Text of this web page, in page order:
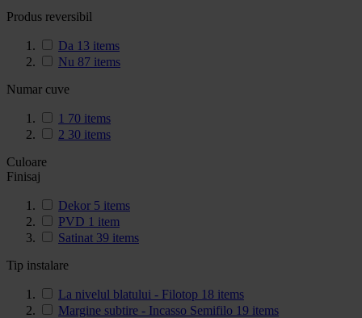
Produs reversibil
Da 13 items
Nu 87 items
Numar cuve
1 70 items
2 30 items
Culoare
Finisaj
Dekor 5 items
PVD 1 item
Satinat 39 items
Tip instalare
La nivelul blatului - Filotop 18 items
Margine subtire - Incasso Semifilo 19 items